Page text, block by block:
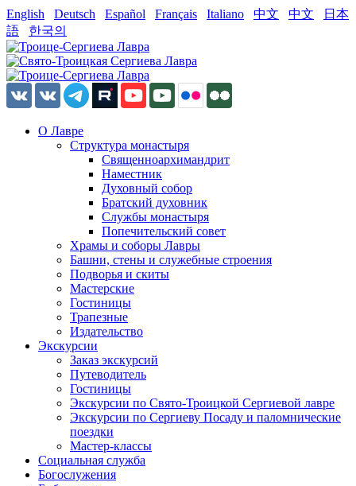
English Deutsch Español Français Italiano 中文 中文
日本
語
한국의
О Лавре
Структура монастыря
Священноархимандрит
Наместник
Духовный собор
Братский духовник
Службы монастыря
Попечительский совет
Храмы и соборы Лавры
Башни, стены и служебные строения
Подворья и скиты
Мастерские
Гостиницы
Трапезные
Издательство
Экскурсии
Заказ экскурсий
Путеводитель
Гостиницы
Экскурсии по Свято-Троицкой Сергиевой лавре
Экскурсии по Сергиеву Посаду и паломнические
поездки
Мастер-классы
Социальная служба
Богослужения